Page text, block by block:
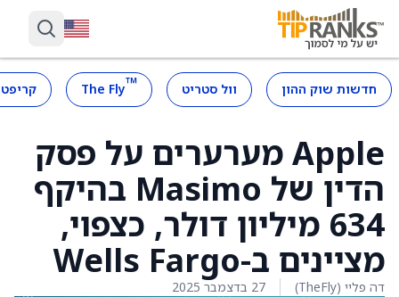
חדשות שוק ההון וול סטריט ™
The Fly
Apple מערערים על פסק
הדין של Masimo בהיקף
634 מיליון דולר, כצפוי,
מציינים ב-Wells Fargo
דה פליי (TheFly) 27 בדצמבר 2025